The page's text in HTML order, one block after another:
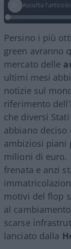
Ascolta l'articolo
Persino i più
green avranno
mercato delle
ultimi mesi
notizie sul
riferimento
che diversi
abbiano
ambiziosi piani
milioni di euro.
frenata e anzi
motivi del flop
al
scarse
lanciato dalla